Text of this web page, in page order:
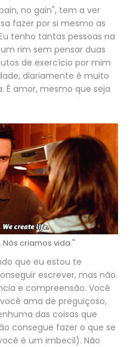
no gain", tem a ver
fazer por si mesmo as
tenho tantas pessoas na
rim sem pensar duas
de exercício por mim
diariamente é muito
É amor, mesmo que seja
Nós criamos vida."
que eu estou te
escrever, mas não.
e compreensão. Você
ama de preguiçoso,
das coisas que
consegue fazer o que se
é um imbecil). Não